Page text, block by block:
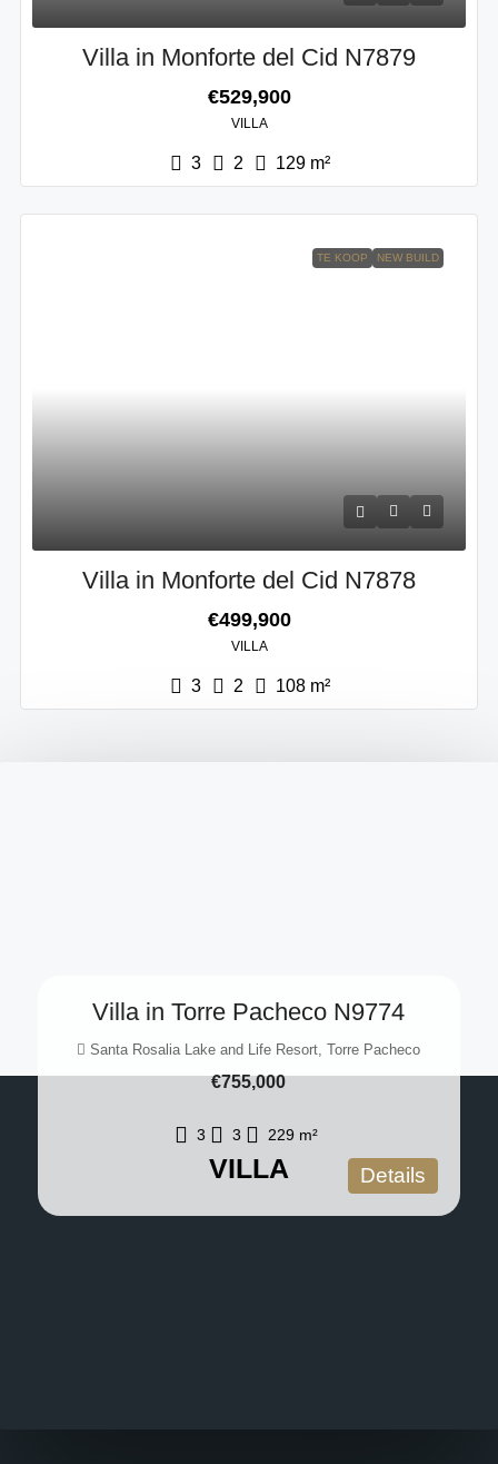
Villa in Monforte del Cid N7879
€529,900
VILLA
3 2 129 m²
TE KOOP NEW BUILD
Villa in Monforte del Cid N7878
€499,900
VILLA
3 2 108 m²
Villa in Torre Pacheco N9774
Santa Rosalia Lake and Life Resort, Torre Pacheco
€755,000
3 3 229 m²
VILLA Details